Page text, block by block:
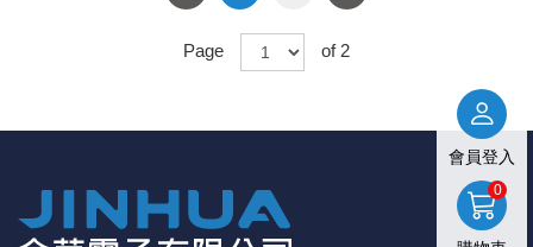
Page of 2
會員登入
0